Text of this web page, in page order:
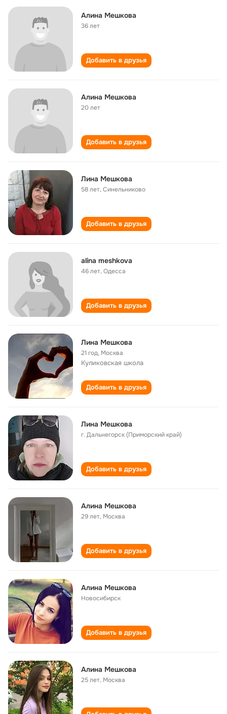
Алина Мешкова
36 лет
Добавить в друзья
Алина Мешкова
20 лет
Добавить в друзья
Лина Мешкова
58 лет,Синельниково
Добавить в друзья
alina meshkova
46 лет,Одесса
Добавить в друзья
Лина Мешкова
21 год, Москва
Куликовская школа
Добавить в друзья
Лина Мешкова
г. Дальнегорск (Приморский край)
Добавить в друзья
Алина Мешкова
29 лет, Москва
Добавить в друзья
Алина Мешкова
Новосибирск
Добавить в друзья
Алина Мешкова
25 лет, Москва